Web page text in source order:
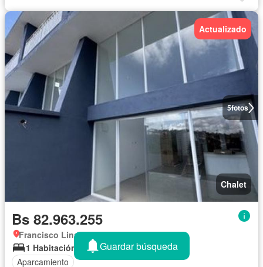
5fotos
Actualizado
Chalet
Bs 82.963.255
Francisco Linares Alcántara, Miranda
1 Habitación
2 Baños
135 m²
Aparcamiento
Guardar búsqueda